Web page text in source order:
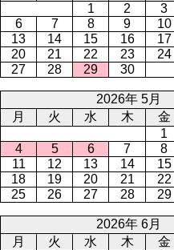
1
2 3
6
7 8 9 10
13
14 15 16 17
20
21 22 23 24
27
28 29 30
2026年 5月
月
火 水 木 金
1
4
5 6 7 8
11
12 13 14 15
18
19 20 21 22
25
26 27 28 29
2026年 6月
月
火 水 木 金